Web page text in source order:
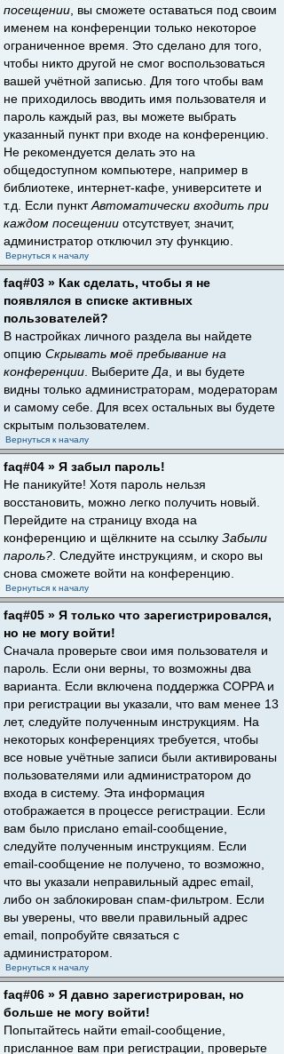
посещении , вы сможете оставаться под своим
именем на конференции только некоторое
ограниченное время. Это сделано для того,
чтобы никто другой не смог воспользоваться
вашей учётной записью. Для того чтобы вам
не приходилось вводить имя пользователя и
пароль каждый раз, вы можете выбрать
указанный пункт при входе на конференцию.
Не рекомендуется делать это на
общедоступном компьютере, например в
библиотеке, интернет-кафе, университете и
т.д. Если пунктАвтоматически входить при
каждом посещении отсутствует, значит,
администратор отключил эту функцию.
Вернуться к началу
faq#03 » Как сделать, чтобы я не
появлялся в списке активных
пользователей?
В настройках личного раздела вы найдете
опцию Скрывать моё пребывание на
конференции . Выберите Да , и вы будете
видны только администраторам, модераторам
и самому себе. Для всех остальных вы будете
скрытым пользователем.
Вернуться к началу
faq#04 » Я забыл пароль!
Не паникуйте! Хотя пароль нельзя
восстановить, можно легко получить новый.
Перейдите на страницу входа на
конференцию и щёлкните на ссылку Забыли
пароль? . Следуйте инструкциям, и скоро вы
снова сможете войти на конференцию.
Вернуться к началу
faq#05 » Я только что зарегистрировался,
но не могу войти!
Сначала проверьте свои имя пользователя и
пароль. Если они верны, то возможны два
варианта. Если включена поддержка COPPA и
при регистрации вы указали, что вам менее 13
лет, следуйте полученным инструкциям. На
некоторых конференциях требуется, чтобы
все новые учётные записи были активированы
пользователями или администратором до
входа в систему. Эта информация
отображается в процессе регистрации. Если
вам было прислано email-сообщение,
следуйте полученным инструкциям. Если
email-сообщение не получено, то возможно,
что вы указали неправильный адрес email,
либо он заблокирован спам-фильтром. Если
вы уверены, что ввели правильный адрес
email, попробуйте связаться с
администратором.
Вернуться к началу
faq#06 » Я давно зарегистрирован, но
больше не могу войти!
Попытайтесь найти email-сообщение,
присланное вам при регистрации, проверьте